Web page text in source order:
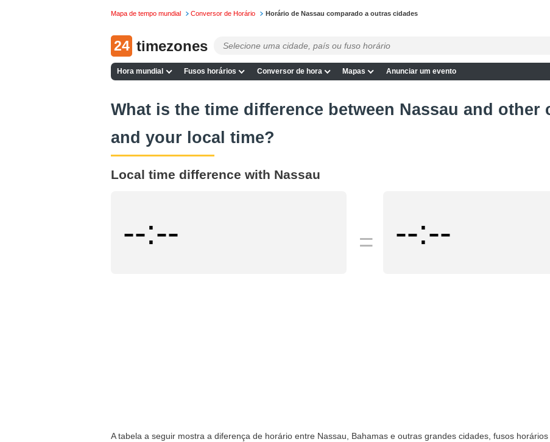
Mapa de tempo mundial Conversor de Horário Horário de Nassau comparado a outras cidades
24 timezones
Hora mundial Fusos horários Conversor de hora Mapas Anunciar um evento
What is the time difference between Nassau and other
and your local time?
Local time difference with Nassau
--:-- = --:--
A tabela a seguir mostra a diferença de horário entre Nassau, Bahamas e outras grandes cidades, fusos